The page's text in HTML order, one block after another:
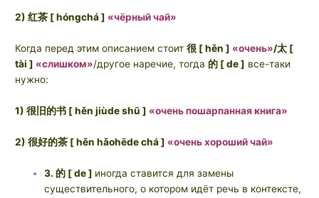
2) 红茶 [ hóngchá ] «чёрный чай»
Когда перед этим описанием стоит很 [ hěn ] «очень»/太 [
tài ] «слишком»/другое наречие, тогда 的 [ de ] все-таки
нужно:
1) 很旧的书 [ hěn jiùde shū ] «очень пошарпанная книга»
2) 很好的茶 [ hěn hǎohēde chá ] «очень хороший чай»
3. 的 [ de ] иногда ставится для замены
существительного, о котором идёт речь в контексте,